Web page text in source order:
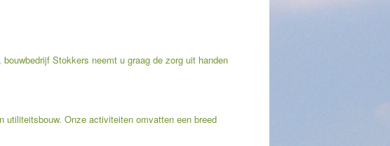
Stokkers neemt u graag de zorg uit handen
utiliteitsbouw. Onze activiteiten omvatten een breed